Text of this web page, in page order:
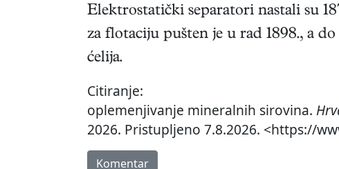
Elektrostatički separatori nastali su
za flotaciju pušten je u rad 1898., a
ćelija.
Citiranje:
oplemenjivanje mineralnih sirovina.
2026. Pristupljeno 7.8.2026. <https://
Komentar